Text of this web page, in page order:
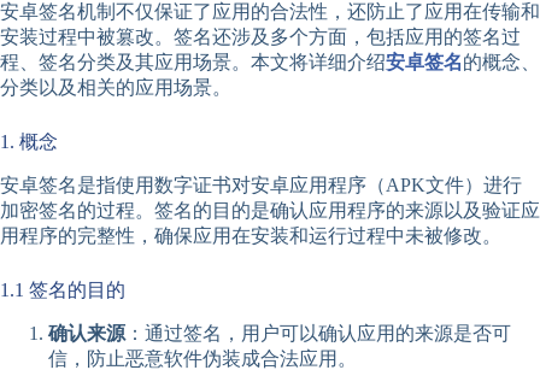
安卓签名机制不仅保证了应用的合法性，还防止了应用在传输和
安装过程中被篡改。签名还涉及多个方面，包括应用的签名过
程、签名分类及其应用场景。本文将详细介绍安卓签名的概念、
分类以及相关的应用场景。
1. 概念
安卓签名是指使用数字证书对安卓应用程序（APK文件）进行
加密签名的过程。签名的目的是确认应用程序的来源以及验证应
用程序的完整性，确保应用在安装和运行过程中未被修改。
1.1 签名的目的
确认来源 ：通过签名，用户可以确认应用的来源是否可
信，防止恶意软件伪装成合法应用。